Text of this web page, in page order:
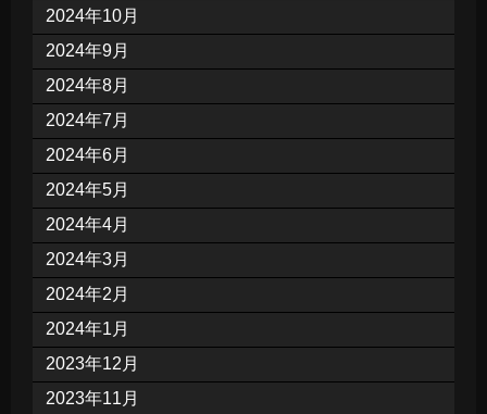
2024年10月
2024年9月
2024年8月
2024年7月
2024年6月
2024年5月
2024年4月
2024年3月
2024年2月
2024年1月
2023年12月
2023年11月